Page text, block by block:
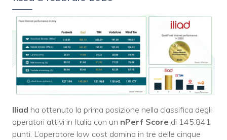
Iliad ha ottenuto la prima posizione nella classifica degli
operatori attivi in Italia con un nPerf Score di 145.841
punti. L’operatore low cost domina in tre delle cinque